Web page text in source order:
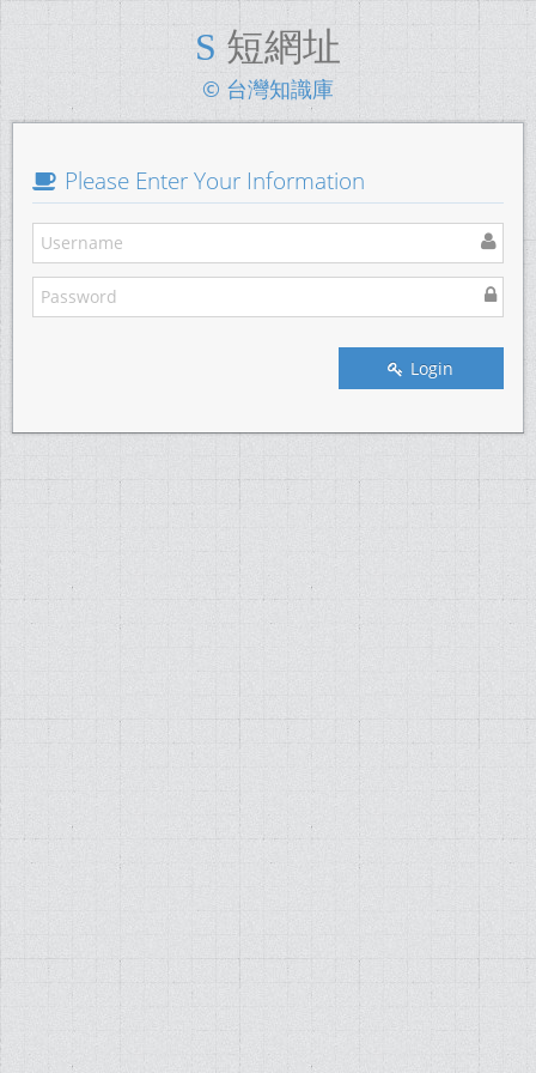
短網址
© 台灣知識庫
Please Enter Your Information
Login